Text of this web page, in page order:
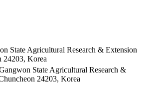
State Agricultural Research & Extension
24203, Korea
State Agricultural Research &
24203, Korea